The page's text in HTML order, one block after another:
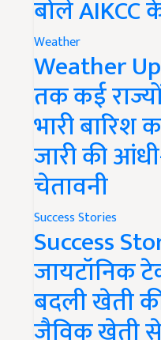
बोले AIKCC
Weather
Weather
तक कई
भारी बारिश
जारी की
चेतावनी
Success Stories
Success
जायटॉनिक
बदली खेती